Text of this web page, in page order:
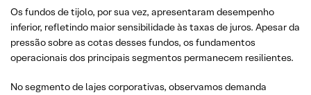
Os fundos de tijolo, por sua vez, apresentaram desempenho
inferior, refletindo maior sensibilidade às taxas de juros. Apesar da
pressão sobre as cotas desses fundos, os fundamentos
operacionais dos principais segmentos permanecem resilientes.
No segmento de lajes corporativas, observamos demanda